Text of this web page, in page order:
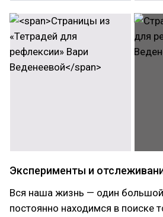
Эксперименты и
Вся наша жизнь — один
постоянно находимся в поиске